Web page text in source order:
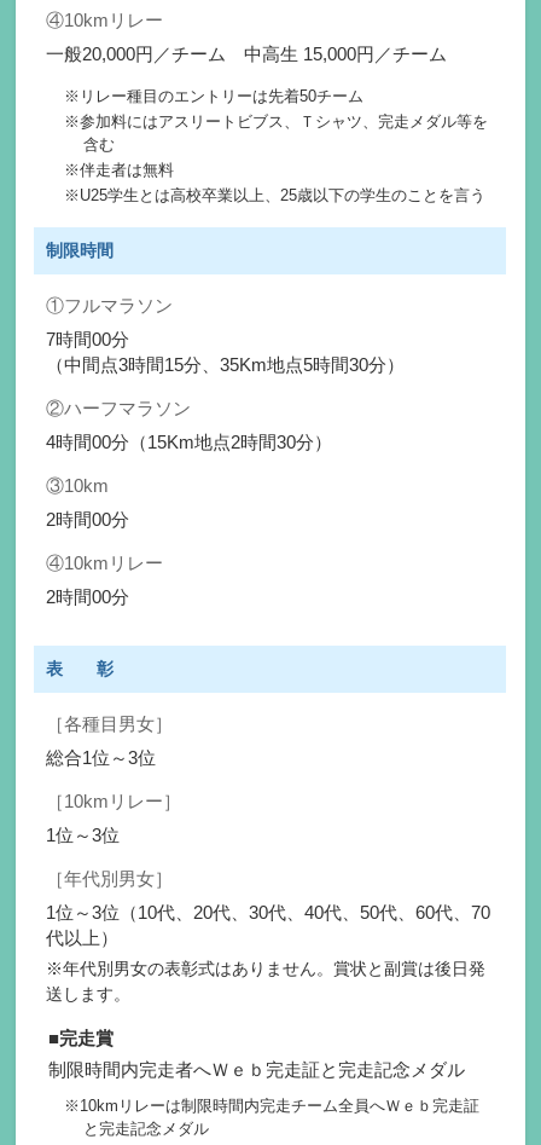
④10kmリレー
一般20,000円／チーム 中高生 15,000円／チーム
リレー種目のエントリーは先着50チーム
参加料にはアスリートビブス、Ｔシャツ、完走メダル等を
含む
伴走者は無料
U25学生とは高校卒業以上、25歳以下の学生のことを言う
制限時間
①フルマラソン
7時間00分
（中間点3時間15分、35Km地点5時間30分）
②ハーフマラソン
4時間00分（15Km地点2時間30分）
③10km
2時間00分
④10kmリレー
2時間00分
表 彰
［各種目男女］
総合1位～3位
［10kmリレー］
1位～3位
［年代別男女］
1位～3位（10代、20代、30代、40代、50代、60代、70
代以上）
※年代別男女の表彰式はありません。賞状と副賞は後日発
送します。
■完走賞
制限時間内完走者へＷｅｂ完走証と完走記念メダル
10kmリレーは制限時間内完走チーム全員へＷｅｂ完走証
と完走記念メダル